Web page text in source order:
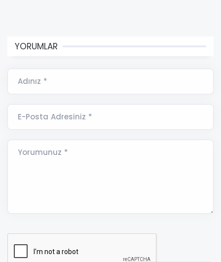
YORUMLAR
Adınız *
E-Posta Adresiniz *
Yorumunuz *